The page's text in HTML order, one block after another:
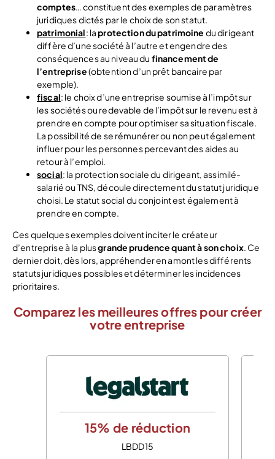
comptes… constituent des exemples de paramètres
juridiques dictés par le choix de son statut.
patrimonial: laprotection du patrimoine du dirigeant
diffère d’une société à l’autre et engendre des
conséquences au niveau du financement de
l’entreprise(obtention d’un prêt bancaire par
exemple).
fiscal: le choix d’une entreprise soumise à l’impôt sur
les sociétés ou redevable de l’impôt sur le revenu est à
prendre en compte pour optimiser sa situation fiscale.
La possibilité de se rémunérer ou non peut également
influer pour les personnes percevant des aides au
retour à l’emploi.
social: la protection sociale du dirigeant, assimilé-
salarié ou TNS, découle directement du statut juridique
choisi. Le statut social du conjoint est également à
prendre en compte.
Ces quelques exemples doivent inciter le créateur
d’entreprise à la plusgrande prudence quant à son choix. Ce
dernier doit, dès lors, appréhender en amont les différents
statuts juridiques possibles et déterminer les incidences
prioritaires.
Comparez les meilleures offres pour créer
votre entreprise
15% de réduction
LBDD15